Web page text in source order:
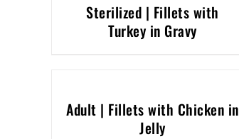
Sterilized | Fillets with
Turkey in Gravy
Adult | Fillets with Chicken in
Jelly